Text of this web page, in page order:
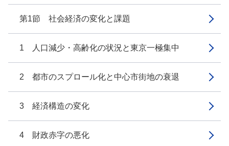
第1節 社会経済の変化と課題
1 人口減少・高齢化の状況と東京一極集中
2 都市のスプロール化と中心市街地の衰退
3 経済構造の変化
4 財政赤字の悪化